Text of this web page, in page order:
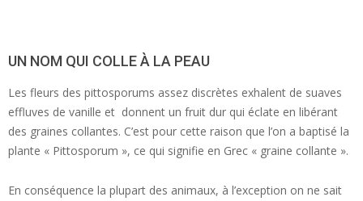
UN NOM QUI COLLE À LA PEAU
Les fleurs des pittosporums assez discrètes exhalent de suaves
effluves de vanille et donnent un fruit dur qui éclate en libérant
des graines collantes. C’est pour cette raison que l’on a baptisé la
plante « Pittosporum », ce qui signifie en Grec « graine collante ».
En conséquence la plupart des animaux, à l’exception on ne sait